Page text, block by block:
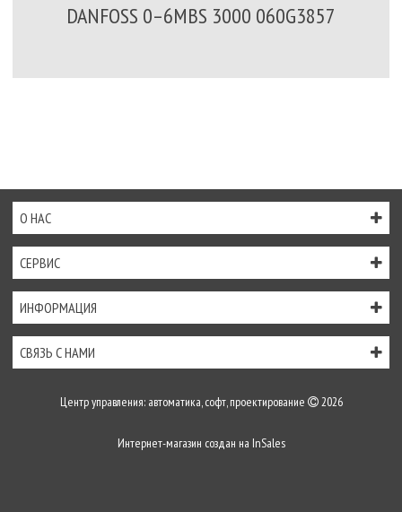
DANFOSS 0–6MBS 3000 060G3857
О НАС
СЕРВИС
ИНФОРМАЦИЯ
СВЯЗЬ С НАМИ
Центр управления: автоматика, софт, проектирование 2026
Интернет-магазин создан на InSales